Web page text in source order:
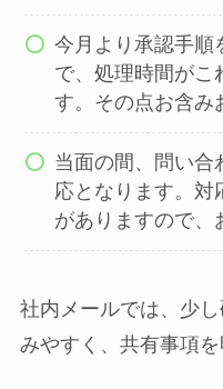
今月より承認手順
で、処理時間がこ
す。その点お含み
当面の間、問い合
応となります。対
がありますので、
社内メールでは、少
みやすく、共有事項を